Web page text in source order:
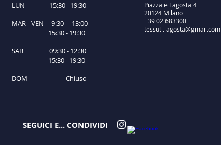
LUN 15:30 - 19:30
MAR - VEN 9:30 - 13:00
15:30 - 19:30
SAB 09:30 - 12:30
15:30 - 19:30
DOM Chiuso
Piazzale Lagosta 4
20124 Milano
+39 02 683300
tessuti.lagosta@gmail.com
SEGUICI E... CONDIVIDI